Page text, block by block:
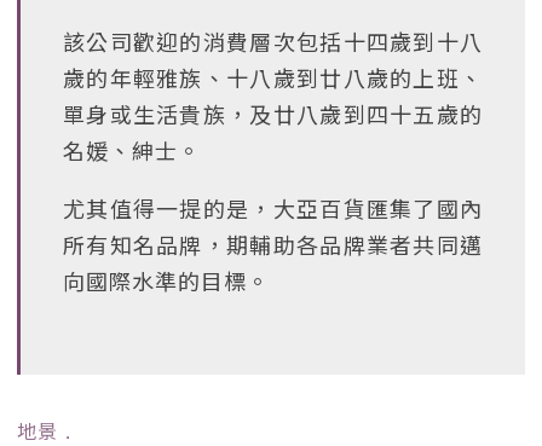
該公司歡迎的消費層次包括十四歲到十八
歲的年輕雅族、十八歲到廿八歲的上班、
單身或生活貴族，及廿八歲到四十五歲的
名媛、紳士。
尤其值得一提的是，大亞百貨匯集了國內
所有知名品牌，期輔助各品牌業者共同邁
向國際水準的目標。
地景 ﹒